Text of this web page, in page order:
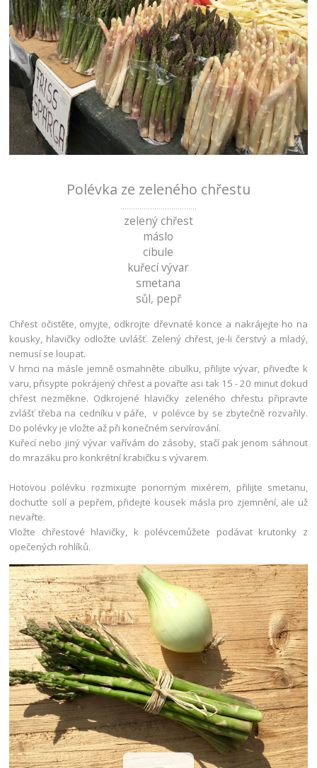
Polévka ze zeleného chřestu
zelený chřest
máslo
cibule
kuřecí vývar
smetana
sůl, pepř
Chřest očistěte, omyjte, odkrojte dřevnaté konce a nakrájejte ho na
kousky, hlavičky odložte uvlášť. Zelený chřest, je-li čerstvý a mladý,
nemusí se loupat.
V hrnci na másle jemně osmahněte cibulku, přilijte vývar, přiveďte k
varu, přisypte pokrájený chřest a povařte asi tak 15 - 20 minut dokud
chřest nezměkne. Odkrojené hlavičky zeleného chřestu připravte
zvlášť třeba na cedníku v páře, v polévce by se zbytečně rozvařily.
Do polévky je vložte až při konečném servírování.
Kuřecí nebo jiný vývar vařívám do zásoby, stačí pak jenom sáhnout
do mrazáku pro konkrétní krabičku s vývarem.
Hotovou polévku rozmixujte ponorným mixérem, přilijte smetanu,
dochuťte solí a pepřem, přidejte kousek másla pro zjemnění, ale už
nevařte.
Vložte chřestové hlavičky, k polévcemůžete podávat krutonky z
opečených rohlíků.